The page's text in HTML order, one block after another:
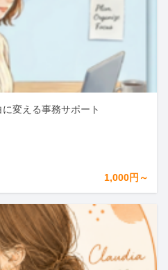
変える事務サポート
1,000円～